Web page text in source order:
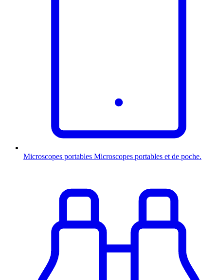
Microscopes portables Microscopes portables et de poche.